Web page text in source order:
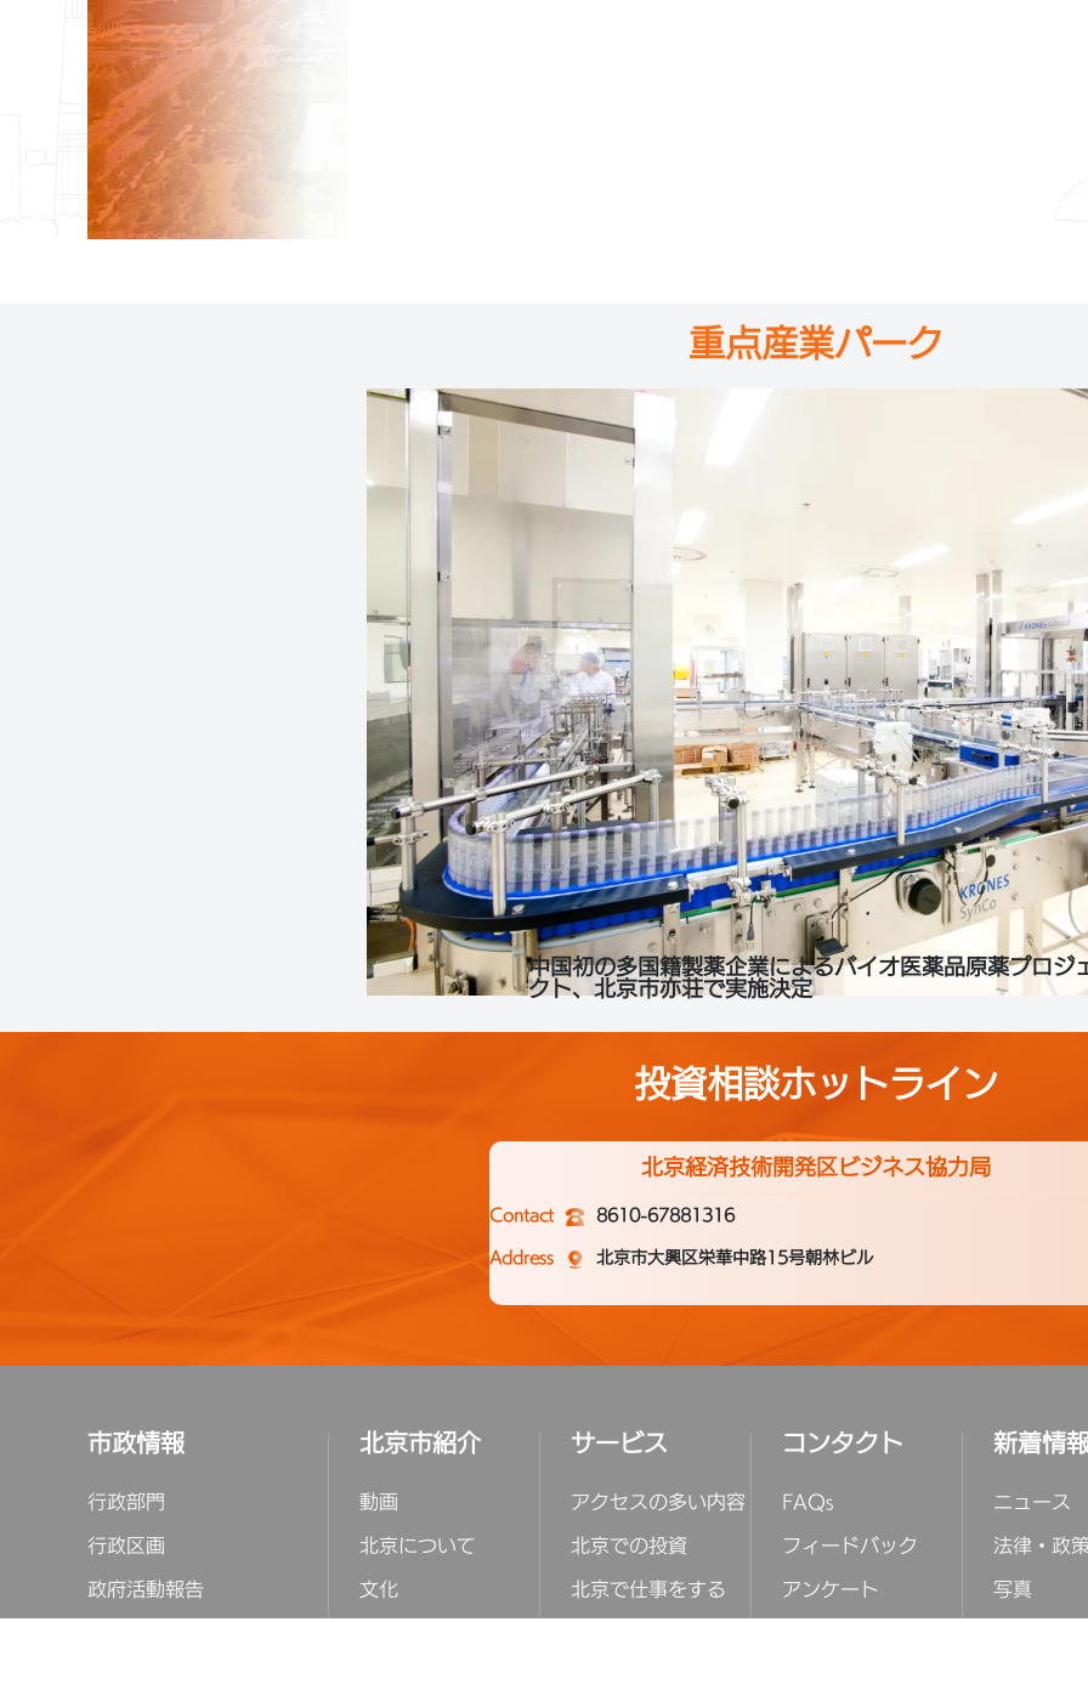
重点産業パーク
中国初の多国籍製薬企業によるバイオ医薬品原薬プロジ
クト、北京市亦荘で実施決定
投資相談ホットライン
北京経済技術開発区ビジネス協力局
Contact
8610-67881316
Address
北京市大興区栄華中路15号朝林ビル
市政情報
行政部門
行政区画
政府活動報告
北京市紹介
動画
北京について
文化
サービス
アクセスの多い内容
北京での投資
北京で仕事をする
コンタクト
FAQs
フィードバック
アンケート
新着情
ニュース
法律・政
写真